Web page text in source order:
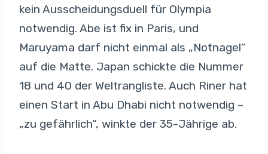
kein Ausscheidungsduell für Olympia
notwendig. Abe ist fix in Paris, und
Maruyama darf nicht einmal als „Notnagel“
auf die Matte. Japan schickte die Nummer
18 und 40 der Weltrangliste. Auch Riner hat
einen Start in Abu Dhabi nicht notwendig –
„zu gefährlich“, winkte der 35-Jährige ab.